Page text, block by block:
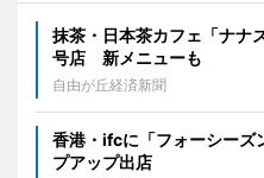
抹茶・日本茶カフェ「ナナ
号店 新メニューも
自由が丘経済新聞
香港・ifcに「フォーシーズ
プアップ出店